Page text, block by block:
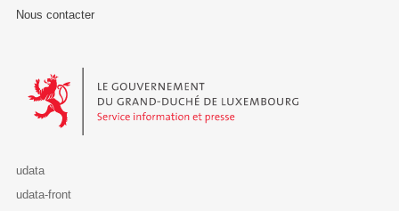
Nous contacter
Le Gouvernement du Grand-Duché de Luxembourg - Service
udata
udata-front